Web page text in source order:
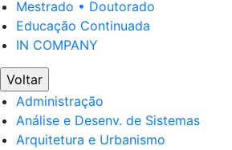
Mestrado • Doutorado
Educação Continuada
IN COMPANY
Voltar
Administração
Análise e Desenv. de Sistemas
Arquitetura e Urbanismo